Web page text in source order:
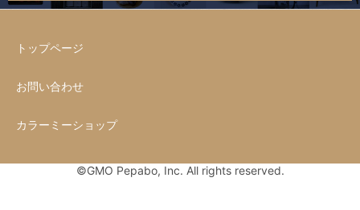
トップページ
お問い合わせ
カラーミーショップ
©GMO Pepabo, Inc. All rights reserved.